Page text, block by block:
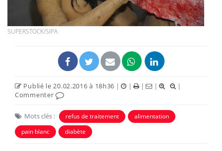
SUPERSTOCK/SIPA
Publié le 20.02.2016 à 18h36 | | | |
|
Commenter
Mots clés : refus de traitement
alimentation
pain blanc
diabète